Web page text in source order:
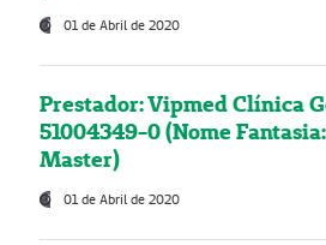
01 de Abril de 2020
Prestador: Vipmed Clínica
51004349-0 (Nome
Master)
01 de Abril de 2020